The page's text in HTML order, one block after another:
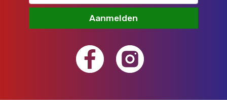
Aanmelden